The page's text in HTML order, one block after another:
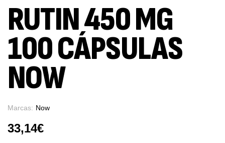
RUTIN 450 MG
100 CÁPSULAS
NOW
Marcas: Now
33,14€